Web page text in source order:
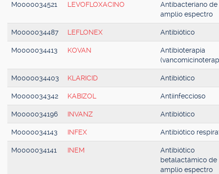
M0000034521 LEVOFLOXACINO
Antibacteriano de
amplio espectro
M0000034487 LEFLONEX Antibiótico
M0000034413 KOVAN
Antibioterapia
M0000034403 KLARICID Antibiótico
M0000034342 KABIZOL Antiinfeccioso
M0000034196 INVANZ Antibiótico
M0000034143 INFEX Antibiótico
M0000034141 INEM
Antibiótico
betalactámico de
amplio espectro